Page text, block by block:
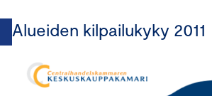
Alueiden kilpailukyky 2011